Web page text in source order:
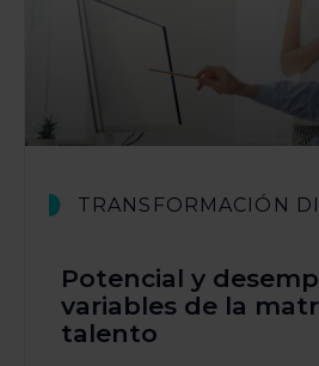
TRANSFORMACIÓN
Potencial y
variables de la
talento